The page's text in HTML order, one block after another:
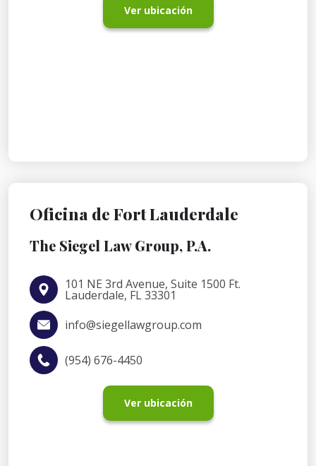
Ver ubicación
Oficina de Fort Lauderdale
The Siegel Law Group, P.A.
101 NE 3rd Avenue, Suite 1500 Ft.
Lauderdale, FL 33301
info@siegellawgroup.com
(954) 676-4450
Ver ubicación